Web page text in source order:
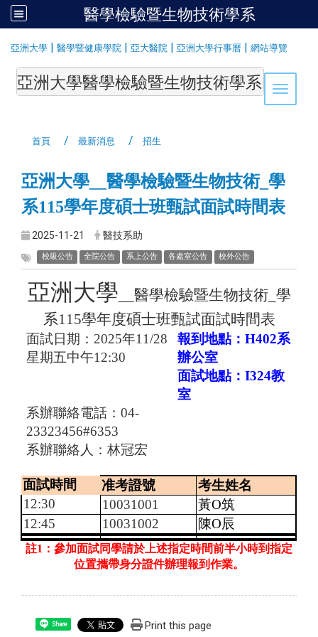
醫學檢驗暨生物技術學系
亞洲大學 | 醫學暨健康學院 | 亞大醫院 | 亞洲大學行事曆 | 網站導覽
Toggle
亞洲大學醫學檢驗暨生物技術學系
首頁 最新消息 招生
亞洲大學__醫學檢驗暨生物技術_學
系115學年度碩士班甄試面試時間表
2025-11-21 醫技系助
校級公告 全院公告 系上公告 各處室公告 校外公告
亞洲大學 醫學檢驗暨生物技術_ 學
系115學年度碩士班甄試面試時間表
面試日期： 2025年11/28
星期五中午12:30
報到地點： H402系
辦公室
面試地點： I324教
室
系辦聯絡電話： 04-
23323456#6353
系辦聯絡人：林冠宏
面試時間 准考證號
考生姓名
12:30
10031001
黃O筑
12:45
10031002 陳O辰
註1 ：參加面試同學請於上述指定時間前半小時到指定
位置攜帶身分證件辦理報到作業。
Share Print this page